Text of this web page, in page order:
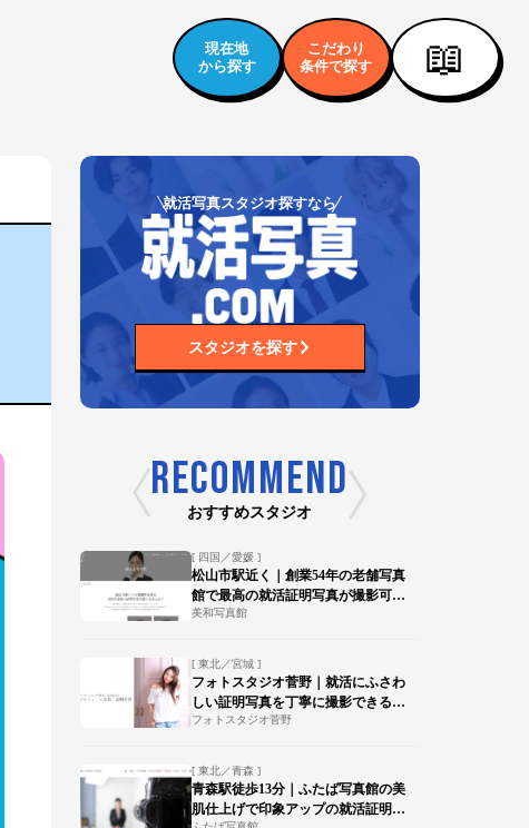
現在地
から探す
こだわり
条件で探す
📖
就活写真スタジオ探すなら
スタジオを探す
RECOMMEND
おすすめスタジオ
[ 四国／愛媛 ]
松山市駅近く｜創業54年の老舗写真
館で最高の就活証明写真が撮影可
能！
美和写真館
[ 東北／宮城 ]
フォトスタジオ菅野｜就活にふさわ
しい証明写真を丁寧に撮影できる写
真館【陸前落合駅 徒歩15分】
フォトスタジオ菅野
[ 東北／青森 ]
青森駅徒歩13分｜ふたば写真館の美
肌仕上げで印象アップの就活証明写